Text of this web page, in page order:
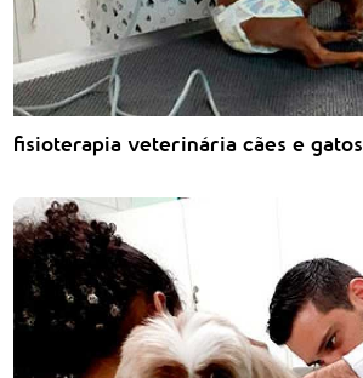
fisioterapia veterinária cães e gatos